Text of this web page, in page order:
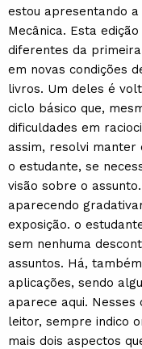
estou apresentando
Mecânica. Esta
diferentes da
em novas condições
livros. Um deles é
ciclo básico que,
dificuldades em
assim, resolvi manter
o estudante, se
visão sobre o
aparecendo
exposição. o
sem nenhuma
assuntos. Há,
aplicações, sendo
aparece aqui. Nesses
leitor, sempre indico
mais dois aspectos